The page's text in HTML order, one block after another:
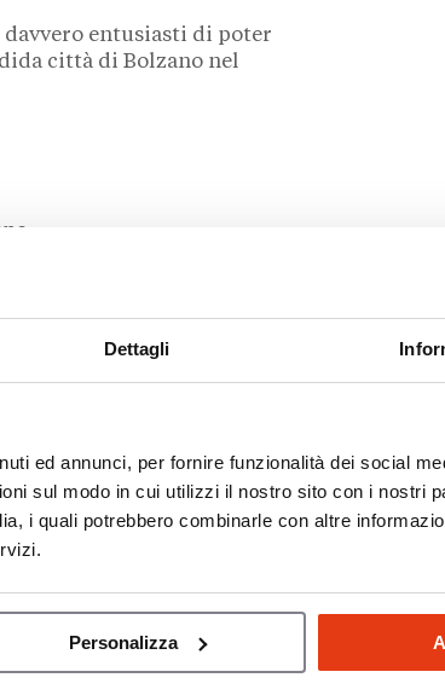
Dettagli
ed annunci, per fornire funzionalità dei social
sul modo in cui utilizzi il nostro sito con i nostri
i quali potrebbero combinarle con altre
Personalizza
davvero entusiasti di poter
città di Bolzano nel
in Italia.
per la casa, mobili, prodotti per
e dolciumi, oltre a
fisica,
in Italia
né la location né la data esatta.